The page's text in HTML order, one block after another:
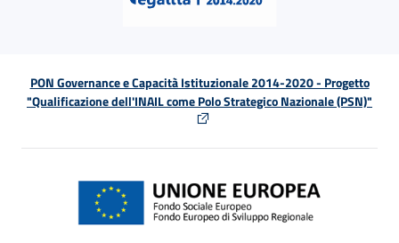
PON Governance e Capacità Istituzionale 2014-2020 - Progetto
"Qualificazione dell'INAIL come Polo Strategico Nazionale (PSN)"